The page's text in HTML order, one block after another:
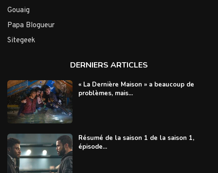
Gouaig
Papa Blogueur
Sitegeek
DERNIERS ARTICLES
« La Dernière Maison » a beaucoup de
problèmes, mais...
Résumé de la saison 1 de la saison 1,
épisode...